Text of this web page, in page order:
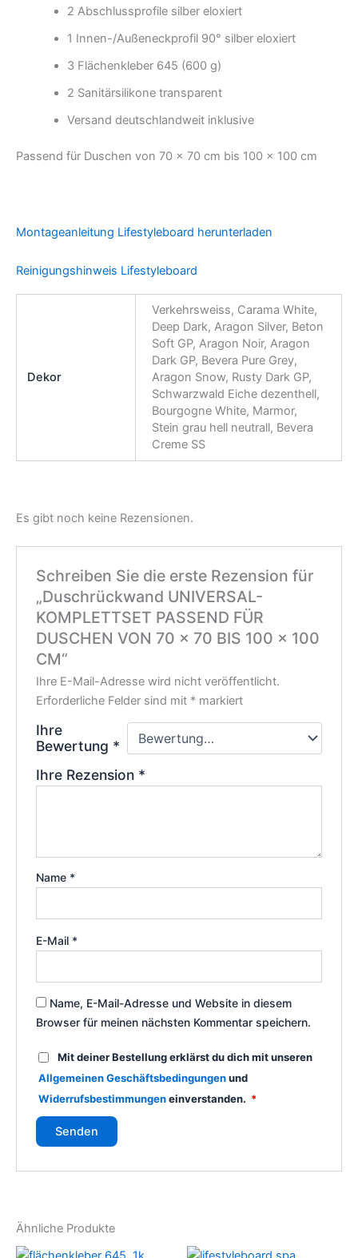
2 Abschlussprofile silber eloxiert
1 Innen-/Außeneckprofil 90° silber eloxiert
3 Flächenkleber 645 (600 g)
2 Sanitärsilikone transparent
Versand deutschlandweit inklusive
Passend für Duschen von 70 × 70 cm bis 100 × 100 cm
Montageanleitung Lifestyleboard herunterladen
Reinigungshinweis Lifestyleboard
Dekor
Verkehrsweiss, Carama White,
Deep Dark, Aragon Silver, Beton
Soft GP, Aragon Noir, Aragon
Dark GP, Bevera Pure Grey,
Aragon Snow, Rusty Dark GP,
Schwarzwald Eiche dezenthell,
Bourgogne White, Marmor,
Stein grau hell neutrall, Bevera
Creme SS
Es gibt noch keine Rezensionen.
Schreiben Sie die erste Rezension für
„Duschrückwand UNIVERSAL-
KOMPLETTSET PASSEND FÜR
DUSCHEN VON 70 × 70 BIS 100 × 100
CM“
Ihre E-Mail-Adresse wird nicht veröffentlicht.
Erforderliche Felder sind mit * markiert
Ihre
Bewertung *
Ihre Rezension *
Name *
E-Mail *
Name, E-Mail-Adresse und Website in diesem
Browser für meinen nächsten Kommentar speichern.
Mit deiner Bestellung erklärst du dich mit unseren
Allgemeinen Geschäftsbedingungenund
Widerrufsbestimmungeneinverstanden. *
Ähnliche Produkte